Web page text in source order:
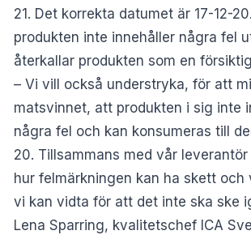
21. Det korrekta datumet är 17-12-
produkten inte innehåller några fel
återkallar produkten som en
– Vi vill också understryka, för att
matsvinnet, att produkten i sig inte
några fel och kan konsumeras till
20. Tillsammans med vår
hur felmärkningen kan ha skett och
vi kan vidta för att det inte ska ske
Lena Sparring, kvalitetschef ICA